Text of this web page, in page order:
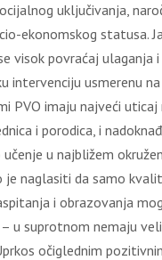
uključivanja,
ekonomskog statusa.
visok povraćaj ulaganja
intervenciju usmerenu
PVO imaju najveći uticaj
i porodica, i
učenje u najbližem
je naglasiti da samo
i obrazovanja
u suprotnom nemaju
očiglednim